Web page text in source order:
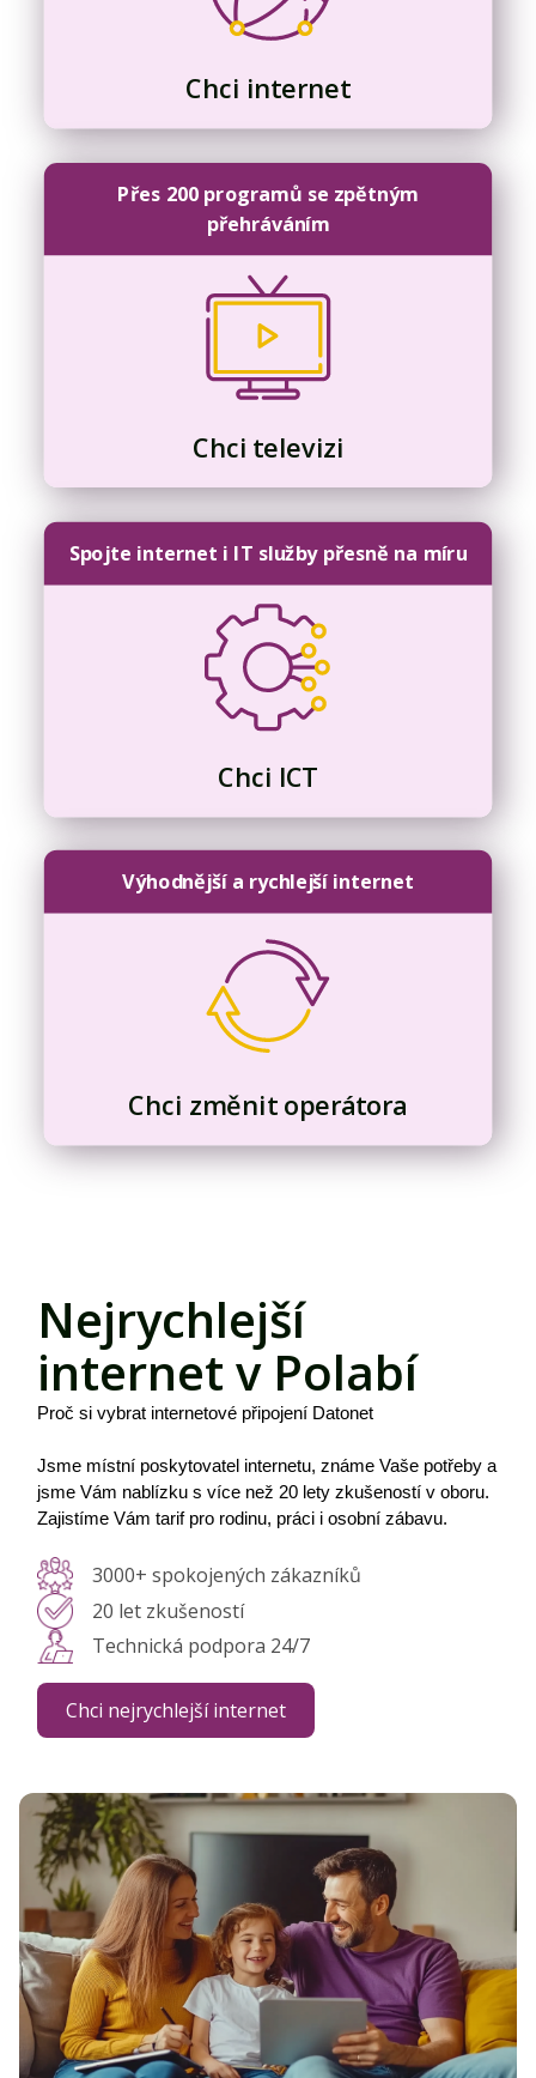
Chci internet
Přes 200 programů se zpětným
přehráváním
Chci televizi
Spojte internet i IT služby přesně na míru
Chci ICT
Výhodnější a rychlejší internet
Chci změnit operátora
Nejrychlejší
internet v Polabí
Proč si vybrat internetové připojení Datonet
Jsme místní poskytovatel internetu, známe Vaše potřeby a
jsme Vám nablízku s více než 20 lety zkušeností v oboru.
Zajistíme Vám tarif pro rodinu, práci i osobní zábavu.
3000+ spokojených zákazníků
20 let zkušeností
Technická podpora 24/7
Chci nejrychlejší internet